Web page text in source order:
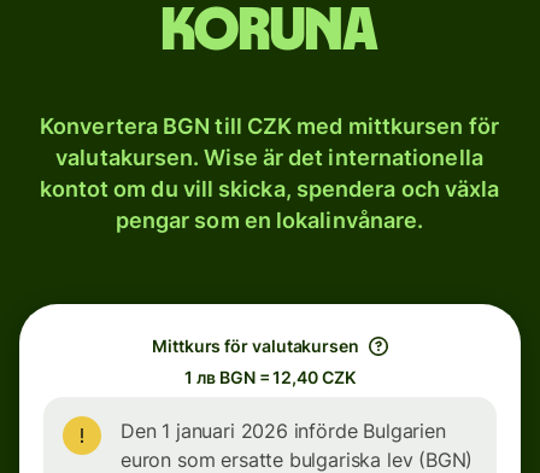
koruna
Konvertera BGN till CZK med mittkursen för
valutakursen. Wise är det internationella
kontot om du vill skicka, spendera och växla
pengar som en lokalinvånare.
Mittkurs för valutakursen
1 лв BGN = 12,40 CZK
Den 1 januari 2026 införde Bulgarien
euron som ersatte bulgariska lev (BGN)